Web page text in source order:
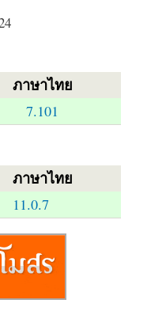
ภาษาไทย
7.101
ภาษาไทย
11.0.7